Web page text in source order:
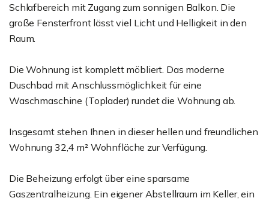
Schlafbereich mit Zugang zum sonnigen Balkon. Die
große Fensterfront lässt viel Licht und Helligkeit in den
Raum.
Die Wohnung ist komplett möbliert. Das moderne
Duschbad mit Anschlussmöglichkeit für eine
Waschmaschine (Toplader) rundet die Wohnung ab.
Insgesamt stehen Ihnen in dieser hellen und freundlichen
Wohnung 32,4 m² Wohnfläche zur Verfügung.
Die Beheizung erfolgt über eine sparsame
Gaszentralheizung. Ein eigener Abstellraum im Keller, ein